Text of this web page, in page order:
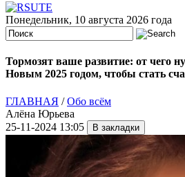
Понедельник, 10 августа 2026 года
Тормозят ваше развитие: от чего
Новым 2025 годом, чтобы стать
ГЛАВНАЯ /Обо всём
Алёна Юрьева
25-11-2024 13:05